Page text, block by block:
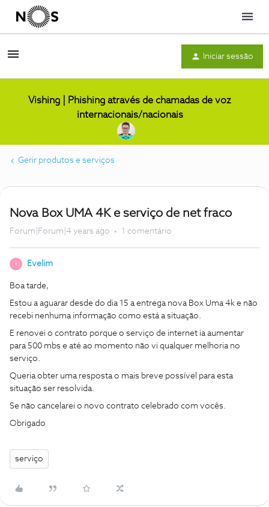
Menu
Iniciar sessão
Vishing | Phishing através de chamadas de voz
internacionais/nacionais
Gerir produtos e serviços
Nova Box UMA 4K e serviço de net fraco
Forum|Forum|4 years ago 1 comentário
E Evelim
Boa tarde,
Estou a aguarar desde do dia 15 a entrega nova Box Uma 4k e não
recebi nenhuma informação como está a situação.
E renovei o contrato porque o serviço de internet ia aumentar
para 500 mbs e até ao momento não vi qualquer melhoria no
serviço.
Queria obter uma resposta o mais breve possível para esta
situação ser resolvida.
Se não cancelarei o novo contrato celebrado com vocês.
Obrigado
serviço